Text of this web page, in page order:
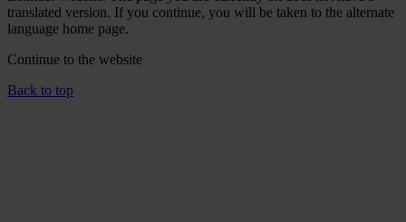
translated version. If you continue, you will be taken to the alternate
language home page.
Continue to the website
Back to top